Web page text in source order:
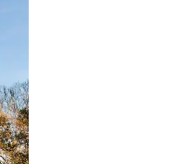
y deslizando la pantalla.